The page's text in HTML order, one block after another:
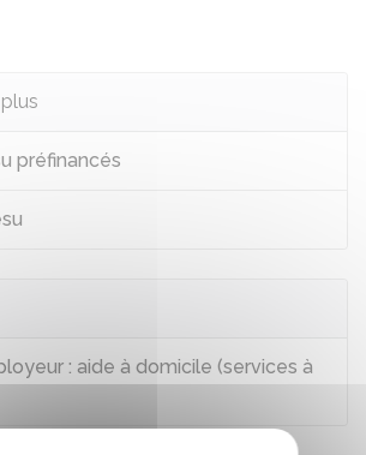
préfinancés
: aide à domicile (services à